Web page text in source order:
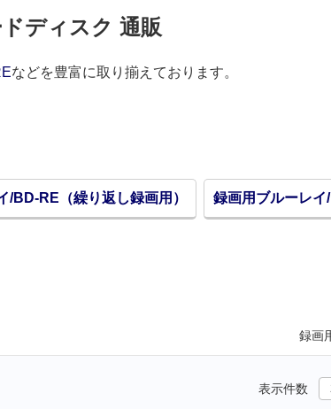
ディスク 通販
などを豊富に取り揃えております。
/BD-RE（繰り返し録画用） 録画用ブルーレイ
録画
表示件数